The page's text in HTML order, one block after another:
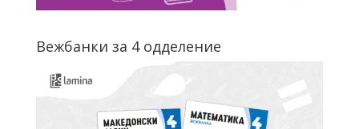
Вежбанки за 4 одделение